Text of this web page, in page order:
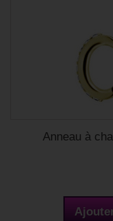
Anneau à